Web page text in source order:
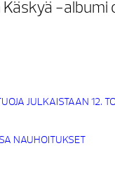
-albumi
JULKAISTAAN 12.
NAUHOITUKSET